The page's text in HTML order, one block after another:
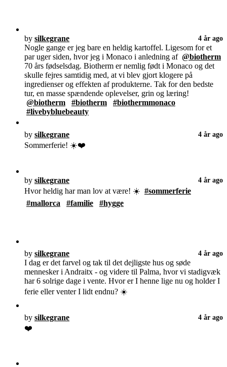
by silkegrane 4 år ago
Nogle gange er jeg bare en heldig kartoffel. Ligesom for et
par uger siden, hvor jeg i Monaco i anledning af @biotherm
70 års fødselsdag. Biotherm er nemlig født i Monaco og det
skulle fejres samtidig med, at vi blev gjort klogere på
ingredienser og effekten af produkterne. Tak for den bedste
tur, en masse spændende oplevelser, grin og læring!
@biotherm
#biotherm
#biothermmonaco
#livebybluebeauty
by silkegrane 4 år ago
Sommerferie! ☀️❤️
by silkegrane 4 år ago
Hvor heldig har man lov at være! ☀️ #sommerferie
#mallorca
#familie #hygge
by silkegrane 4 år ago
I dag er det farvel og tak til det dejligste hus og søde
mennesker i Andraitx - og videre til Palma, hvor vi stadigvæk
har 6 solrige dage i vente. Hvor er I henne lige nu og holder I
ferie eller venter I lidt endnu? ☀️
by silkegrane 4 år ago
❤️